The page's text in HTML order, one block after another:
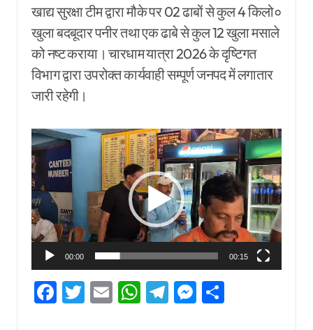
खाद्य सुरक्षा टीम द्वारा मौके पर 02 ढाबों से कुल 4 किलो०
खुला बदबूदार पनीर तथा एक ढाबे से कुल 12 खुला मसाले
को नष्ट कराया। चारधाम यात्रा 2026 के दृष्टिगत
विभाग द्वारा उपरोक्त कार्यवाही सम्पूर्ण जनपद में लगातार
जारी रहेगी।
Video
Player
00:00 00:15
Facebook
Twitter
EmailWhatsApp
Telegram
Messenger